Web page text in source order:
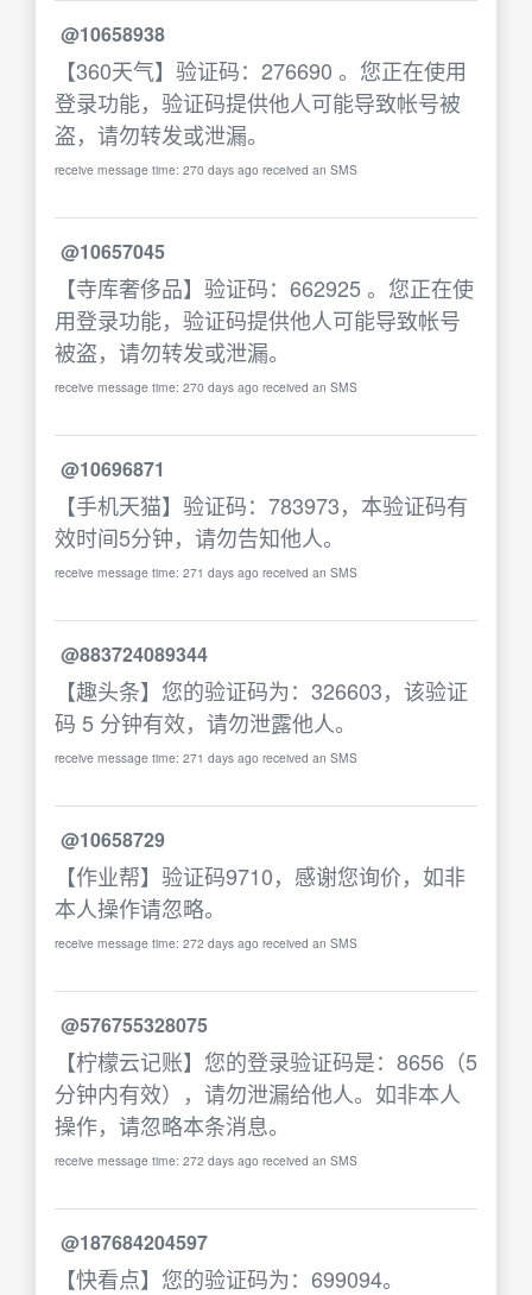
@10658938
【360天气】验证码：276690 。您正在使用
登录功能，验证码提供他人可能导致帐号被
盗，请勿转发或泄漏。
receive message time: 270 days ago received an SMS
@10657045
【寺库奢侈品】验证码：662925 。您正在使
用登录功能，验证码提供他人可能导致帐号
被盗，请勿转发或泄漏。
receive message time: 270 days ago received an SMS
@10696871
【手机天猫】验证码：783973，本验证码有
效时间5分钟，请勿告知他人。
receive message time: 271 days ago received an SMS
@883724089344
【趣头条】您的验证码为：326603，该验证
码 5 分钟有效，请勿泄露他人。
receive message time: 271 days ago received an SMS
@10658729
【作业帮】验证码9710，感谢您询价，如非
本人操作请忽略。
receive message time: 272 days ago received an SMS
@576755328075
【柠檬云记账】您的登录验证码是：8656（5
分钟内有效），请勿泄漏给他人。如非本人
操作，请忽略本条消息。
receive message time: 272 days ago received an SMS
@187684204597
【快看点】您的验证码为：699094。